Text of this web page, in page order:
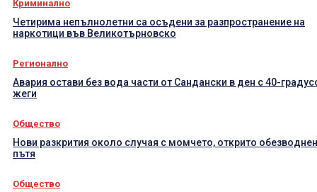
Криминално
Четирима непълнолетни са осъдени за разпространение на
наркотици във Великотърновско
Регионално
Авария остави без вода части от Сандански в ден с 40-
жеги
Общество
Нови разкрития около случая с момчето, открито
пътя
Общество